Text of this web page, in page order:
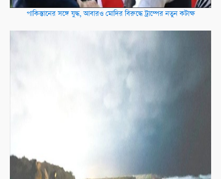
পাকিস্তানের সঙ্গে যুদ্ধ, আবারও মোদির বিরুদ্ধে ট্রাম্পের নতুন কটাক্ষ